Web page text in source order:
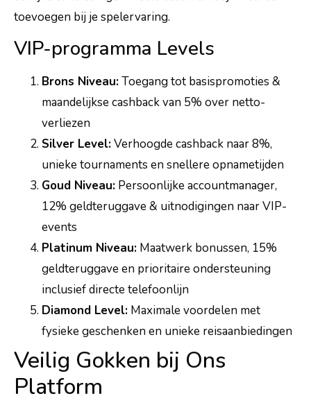
toevoegen bij je spelervaring.
VIP-programma Levels
Brons Niveau:Toegang tot basispromoties &
maandelijkse cashback van 5% over netto-
verliezen
Silver Level:Verhoogde cashback naar 8%,
unieke tournaments en snellere opnametijden
Goud Niveau: Persoonlijke accountmanager,
12% geldteruggave & uitnodigingen naar VIP-
events
Platinum Niveau: Maatwerk bonussen, 15%
geldteruggave en prioritaire ondersteuning
inclusief directe telefoonlijn
Diamond Level: Maximale voordelen met
fysieke geschenken en unieke reisaanbiedingen
Veilig Gokken bij Ons
Platform